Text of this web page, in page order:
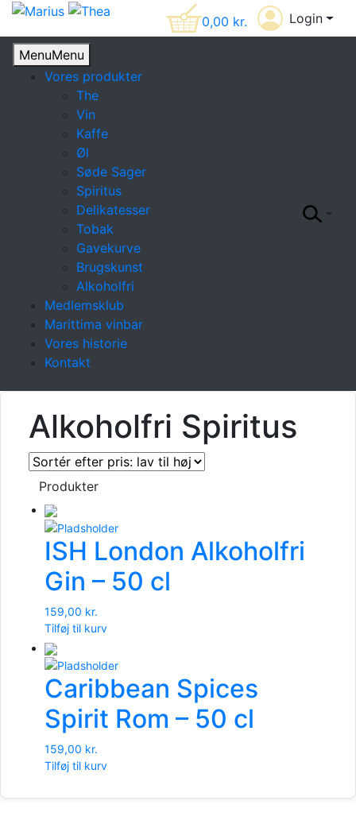
0,00 kr. Login
MenuMenu
Vores produkter
The
Vin
Kaffe
Øl
Søde Sager
Spiritus
Delikatesser
Tobak
Gavekurve
Brugskunst
Alkoholfri
Medlemsklub
Marittima vinbar
Vores historie
Kontakt
Alkoholfri Spiritus
Produkter
ISH London Alkoholfri
Gin – 50 cl
159,00 kr.
Tilføj til kurv
Caribbean Spices
Spirit Rom – 50 cl
159,00 kr.
Tilføj til kurv